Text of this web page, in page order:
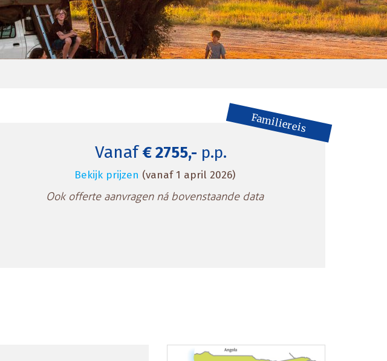
Familiereis
Vanaf€ 2755,- p.p.
Bekijk prijzen (vanaf 1 april 2026)
Ook offerte aanvragen ná bovenstaande data